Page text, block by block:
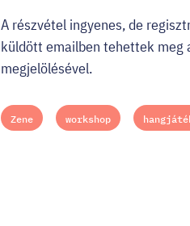
A részvétel ingyenes, de
küldött emailben tehettek meg
megjelölésével.
Zene workshop